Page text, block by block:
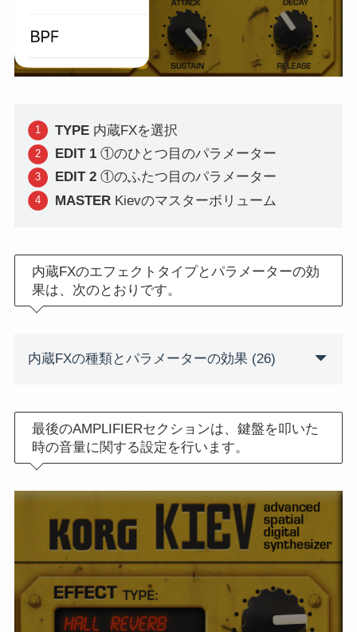
TYPE内蔵FXを選択
EDIT 1 ①のひとつ目のパラメーター
EDIT 2①のふたつ目のパラメーター
MASTERKievのマスターボリューム
内蔵FXのエフェクトタイプとパラメーターの効
果は、次のとおりです。
内蔵FXの種類とパラメーターの効果 (26)
最後のAMPLIFIERセクションは、鍵盤を叩いた
時の音量に関する設定を行います。